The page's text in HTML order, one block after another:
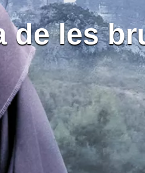
de les